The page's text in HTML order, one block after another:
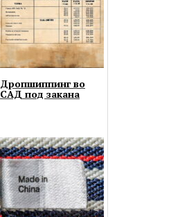
Дропшиппинг во
САД под закана